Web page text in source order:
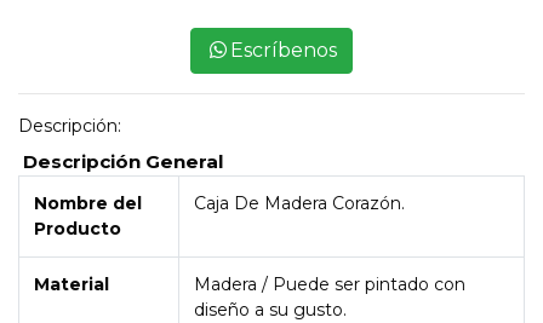
Escríbenos
Descripción:
Descripción General
Nombre del
Producto
Caja De Madera Corazón.
Material
Madera / Puede ser pintado con
diseño a su gusto.